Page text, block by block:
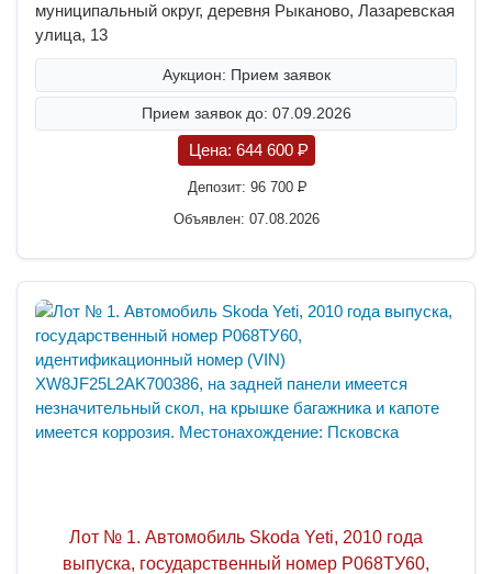
муниципальный округ, деревня Рыканово, Лазаревская
улица, 13
Аукцион: Прием заявок
Прием заявок до: 07.09.2026
Цена: 644 600 P
Депозит: 96 700P
Объявлен: 07.08.2026
Лот № 1. Автомобиль Skoda Yeti, 2010 года
выпуска, государственный номер Р068ТУ60,